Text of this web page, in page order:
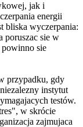
jak i
energii
bliska wyczerpania:
poruszac sie w
powinno sie
przypadku, gdy
instytut
testów.
w skrócie
zajmujaca